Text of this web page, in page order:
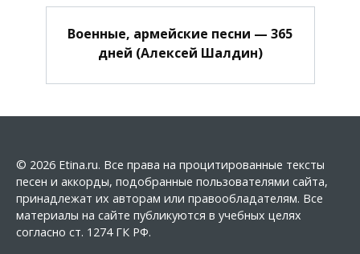
Военные, армейские песни — 365
дней (Алексей Шалдин)
© 2026 Etina.ru. Все права на процитированные тексты
песен и аккорды, подобранные пользователями сайта,
принадлежат их авторам или правообладателям. Все
материалы на сайте публикуются в учебных целях
согласно ст. 1274 ГК РФ.